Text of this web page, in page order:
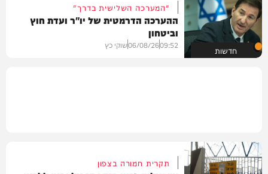
חדשות
"המערכה השלישית בדרך"
ההערכה הדרמטית של יו"ר ועדת חוץ
וביטחון
09:52
06/08/26שוקי כץ
תקרית חמורה בצפון